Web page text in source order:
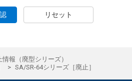
リセット
報（廃型シリーズ）
SA/SR-64シリーズ［廃止］